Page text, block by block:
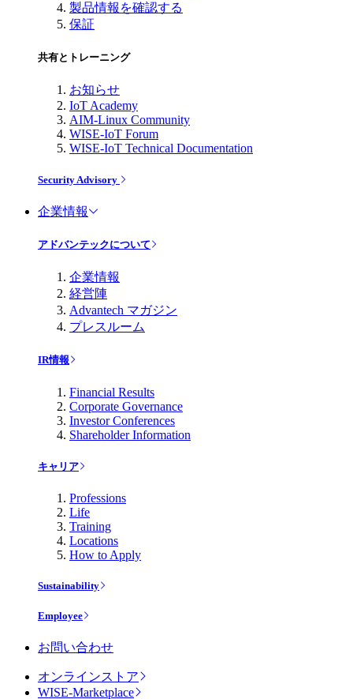
製品情報を確認する
保証
共有とトレーニング
お知らせ
IoT Academy
AIM-Linux Community
WISE-IoT Forum
WISE-IoT Technical Documentation
Security Advisory
企業情報
アドバンテックについて
企業情報
経営陣
Advantech マガジン
プレスルーム
IR情報
Financial Results
Corporate Governance
Investor Conferences
Shareholder Information
キャリア
Professions
Life
Training
Locations
How to Apply
Sustainability
Employee
お問い合わせ
オンラインストア
WISE-Marketplace